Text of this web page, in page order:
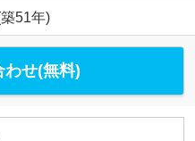
51年)
わせ(無料)